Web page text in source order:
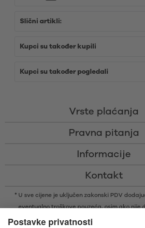
Slični artikli:
Kupci su također kupili
Kupci su također pogledali
Vrste plaćanja
Pravna pitanja
Informacije
Kontakt
* U sve cijene je uključen zakonski PDV
eventualno troškove pouzeća, osim ako nije
* Bluetooth® slovni znak i logotipi su registrirani